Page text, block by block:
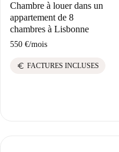
Chambre à louer dans un
appartement de 8
chambres à Lisbonne
550 €/mois
euro FACTURES INCLUSES